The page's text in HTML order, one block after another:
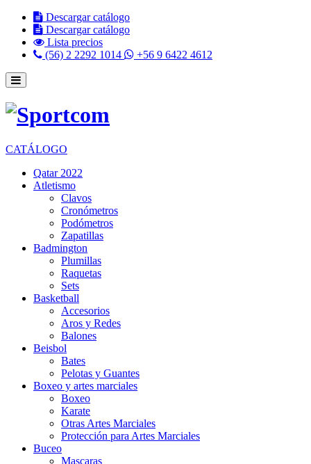
Descargar catálogo
Descargar catálogo
Lista precios
(56) 2 2292 1014
+56 9 6422 4612
CATÁLOGO
Qatar 2022
Atletismo
Clavos
Cronómetros
Podómetros
Zapatillas
Badmington
Plumillas
Raquetas
Sets
Basketball
Accesorios
Aros y Redes
Balones
Beisbol
Bates
Pelotas y Guantes
Boxeo y artes marciales
Boxeo
Karate
Otras Artes Marciales
Protección para Artes Marciales
Buceo
Mascaras